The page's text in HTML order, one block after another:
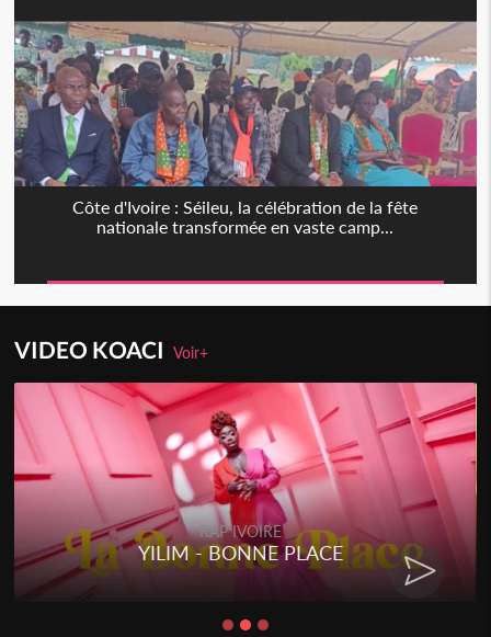
Côte d'Ivoire : Séileu, la célébration de la fête
nationale transformée en vaste camp...
VIDEO KOACIVoir+
RAP IVOIRE
YILIM - BONNE PLACE